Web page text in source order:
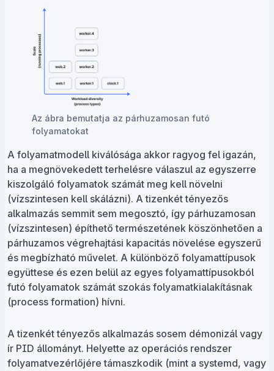
Az ábra bemutatja az párhuzamosan futó
folyamatokat
A folyamatmodell kiválósága akkor ragyog fel igazán,
ha a megnövekedett terhelésre válaszul az egyszerre
kiszolgáló folyamatok számát meg kell növelni
(vízszintesen kell skálázni). A tizenkét tényezős
alkalmazás semmit sem megosztó, így párhuzamosan
(vízszintesen) építhető természetének köszönhetően a
párhuzamos végrehajtási kapacitás növelése egyszerű
és megbízható művelet. A különböző folyamattípusok
együttese és ezen belül az egyes folyamattípusokból
futó folyamatok számát szokás folyamatkialakításnak
(process formation) hívni.
A tizenkét tényezős alkalmazás sosem démonizál vagy
ír PID állományt. Helyette az operációs rendszer
folyamatvezérlőjére támaszkodik (mint a systemd, vagy